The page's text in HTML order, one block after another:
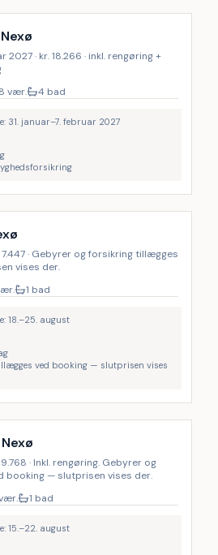
2027 · kr. 18.266 · inkl. rengøring +
8 vær. 4 bad
31. januar–7. februar 2027
7.447 · Gebyrer og forsikring tillægges
vises der.
1 bad
18.–25. august
ved booking — slutprisen vises
9.768 · Inkl. rengøring. Gebyrer og
booking — slutprisen vises der.
1 bad
15.–22. august